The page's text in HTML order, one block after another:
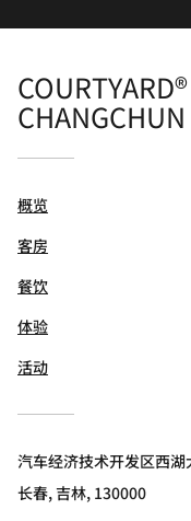
CHANGCHUN
概览
客房
餐饮
体验
活动
汽车经济技术开发区西湖
长春, 吉林, 130000